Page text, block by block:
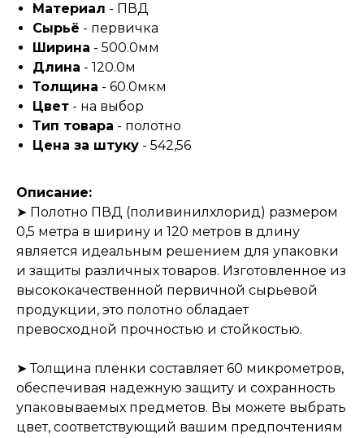
Материал - ПВД
Сырьё - первичка
Ширина - 500.0мм
Длина - 120.0м
Толщина - 60.0мкм
Цвет - на выбор
Тип товара - полотно
Цена за штуку - 542,56
Описание:
➤ Полотно ПВД (поливинилхлорид) размером
0,5 метра в ширину и 120 метров в длину
является идеальным решением для упаковки
и защиты различных товаров. Изготовленное из
высококачественной первичной сырьевой
продукции, это полотно обладает
превосходной прочностью и стойкостью.
➤ Толщина пленки составляет 60 микрометров,
обеспечивая надежную защиту и сохранность
упаковываемых предметов. Вы можете выбрать
цвет, соответствующий вашим предпочтениям